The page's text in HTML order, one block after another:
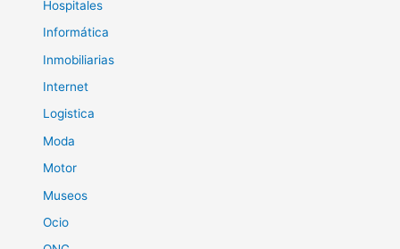
Hospitales
Informática
Inmobiliarias
Internet
Logistica
Moda
Motor
Museos
Ocio